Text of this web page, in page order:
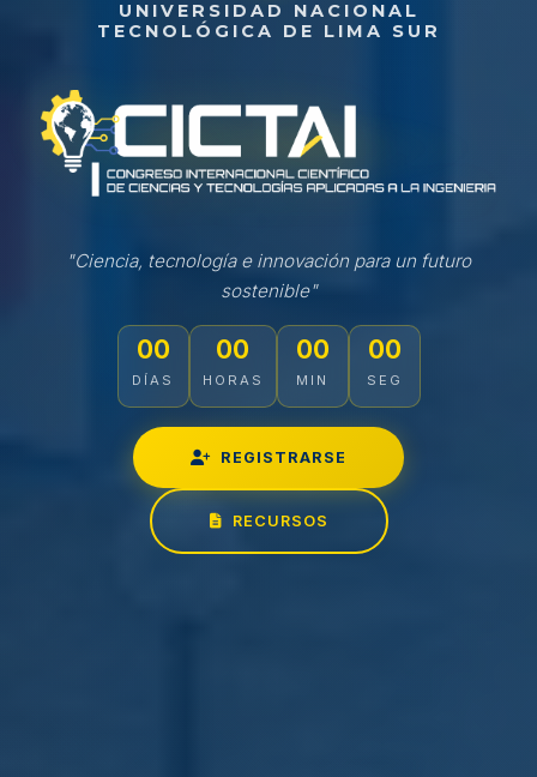
UNIVERSIDAD NACIONAL
TECNOLÓGICA DE LIMA SUR
"Ciencia, tecnología e innovación para un futuro
sostenible"
00
DÍAS
00
HORAS
00
MIN
00
SEG
REGISTRARSE
RECURSOS